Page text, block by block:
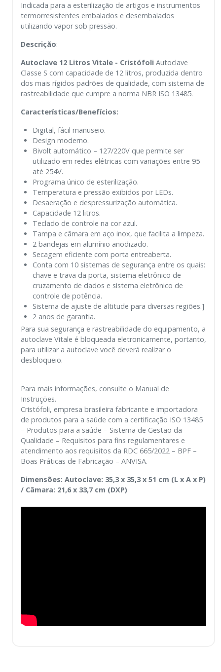
Indicada para a esterilização de artigos e instrumentos
termorresistentes embalados e desembalados
utilizando vapor sob pressão.
Descrição:
Autoclave 12 Litros Vitale - Cristófoli Autoclave
Classe S com capacidade de 12 litros, produzida dentro
dos mais rígidos padrões de qualidade, com sistema de
rastreabilidade que cumpre a norma NBR ISO 13485.
Características/Benefícios:
Digital, fácil manuseio.
Design moderno.
Bivolt automático – 127/220V que permite ser
utilizado em redes elétricas com variações entre 95
até 254V.
Programa único de esterilização.
Temperatura e pressão exibidos por LEDs.
Desaeração e despressurização automática.
Capacidade 12 litros.
Teclado de controle na cor azul.
Tampa e câmara em aço inox, que facilita a limpeza.
2 bandejas em alumínio anodizado.
Secagem eficiente com porta entreaberta.
Conta com 10 sistemas de segurança entre os quais:
chave e trava da porta, sistema eletrônico de
cruzamento de dados e sistema eletrônico de
controle de potência.
Sistema de ajuste de altitude para diversas regiões.]
2 anos de garantia.
Para sua segurança e rastreabilidade do equipamento, a
autoclave Vitale é bloqueada eletronicamente, portanto,
para utilizar a autoclave você deverá realizar o
desbloqueio.
Para mais informações, consulte o Manual de
Instruções.
Cristófoli, empresa brasileira fabricante e importadora
de produtos para a saúde com a certificação ISO 13485
– Produtos para a saúde – Sistema de Gestão da
Qualidade – Requisitos para fins regulamentares e
atendimento aos requisitos da RDC 665/2022 – BPF –
Boas Práticas de Fabricação – ANVISA.
Dimensões: Autoclave: 35,3 x 35,3 x 51 cm (L x A x P)
/ Câmara: 21,6 x 33,7 cm (DXP)